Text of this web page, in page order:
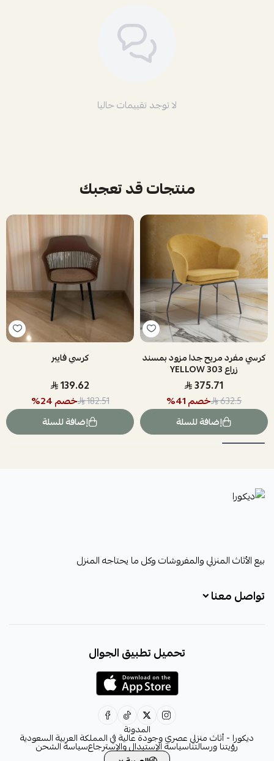
لا توجد تقييمات حاليا
منتجات قد تعجبك
كرسي مفرد مريح جدا مزود بمسند
زراع 303 YELLOW
375.71
632.5 خصم41
%
إضافة للسلة
كرسي فايبر
139.62
182.51 خصم24
%
إضافة للسلة
ديكورا
بيع الأثاث المنزلي والمفروشات وكل ما يحتاجه المنزل
تواصل معنا
decora6586@gmail.com
تحميل تطبيق الجوال
المدونة
ديكورا - أثاث منزلي عصري وجودة عالية في المملكة العربية السعودية
رؤيتنا ورسالتناسياسة الإستبدال والإسترجاعسياسة الشحن